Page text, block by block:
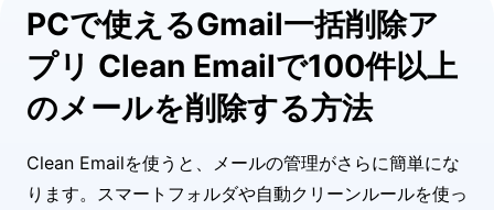
PCで使えるGmail一括削除ア
プリ Clean Emailで100件以上
のメールを削除する方法
Clean Emailを使うと、メールの管理がさらに簡単にな
ります。スマートフォルダや自動クリーンルールを使っ